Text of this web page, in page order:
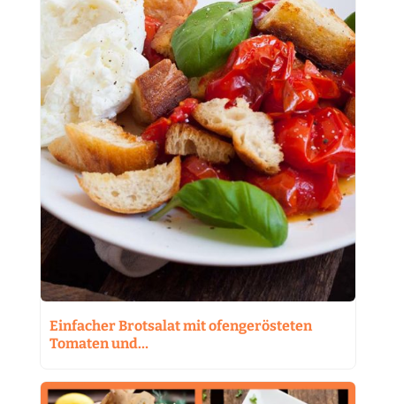
Einfacher Brotsalat mit ofengerösteten
Tomaten und…